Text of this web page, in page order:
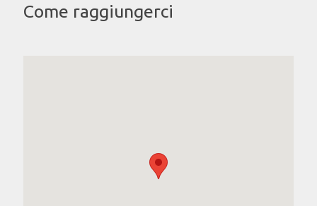
Come raggiungerci